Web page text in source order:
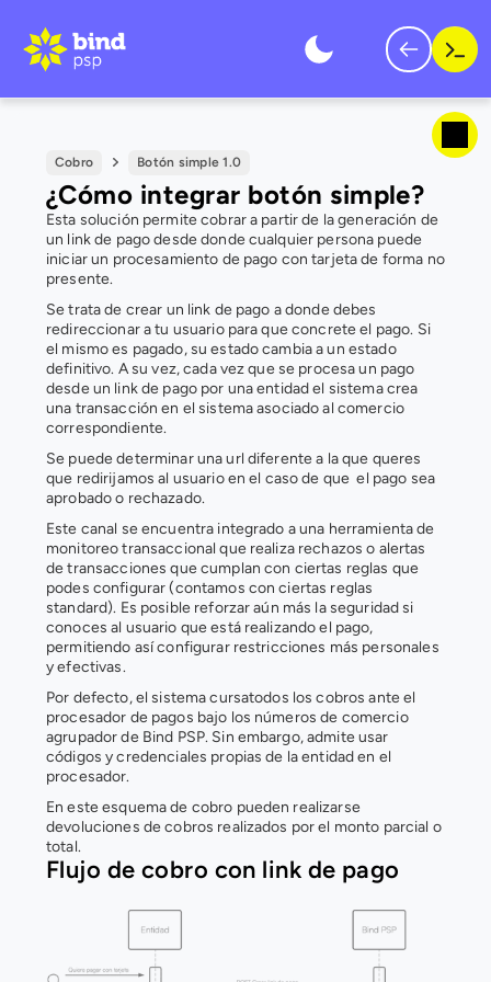
Cobro Botón simple 1.0
¿Cómo integrar botón simple?
Esta solución permite cobrar a partir de la generación de
un link de pago desde donde cualquier persona puede
iniciar un procesamiento de pago con tarjeta de forma no
presente.
Se trata de crear un link de pago a donde debes
redireccionar a tu usuario para que concrete el pago. Si
el mismo es pagado, su estado cambia a un estado
definitivo. A su vez, cada vez que se procesa un pago
desde un link de pago por una entidad el sistema crea
una transacción en el sistema asociado al comercio
correspondiente.
Se puede determinar una url diferente a la que queres
que redirijamos al usuario en el caso de que  el pago sea
aprobado o rechazado.
Este canal se encuentra integrado a una herramienta de
monitoreo transaccional que realiza rechazos o alertas
de transacciones que cumplan con ciertas reglas que
podes configurar (contamos con ciertas reglas
standard). Es posible reforzar aún más la seguridad si
conoces al usuario que está realizando el pago,
permitiendo así configurar restricciones más personales
y efectivas.
Por defecto, el sistema cursatodos los cobros ante el
procesador de pagos bajo los números de comercio
agrupador de Bind PSP. Sin embargo, admite usar
códigos y credenciales propias de la entidad en el
procesador.
En este esquema de cobro pueden realizarse
devoluciones de cobros realizados por el monto parcial o
total.
Flujo de cobro con link de pago